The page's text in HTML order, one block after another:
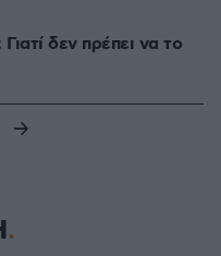
δεν πρέπει να το